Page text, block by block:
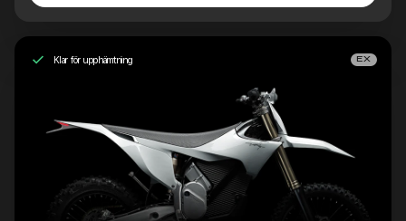
Klar för upphämtning EX